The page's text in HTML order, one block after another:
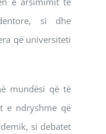
si dhe
që universiteti
mundësi që të
e ndryshme që
si debatet